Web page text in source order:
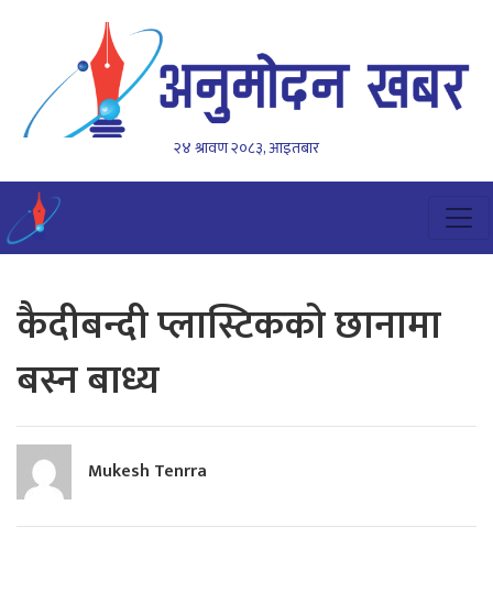
२४ श्रावण २०८३, आइतबार
कैदीबन्दी प्लास्टिकको छानामा
बस्न बाध्य
Mukesh Tenrra